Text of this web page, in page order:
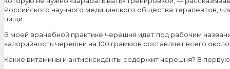
Российского научного медицинского общества терапевтов,
пищи.
В моей врачебной практике черешня идет под рабочим
калорийность черешни на 100 граммов составляет всего около
Какие витамины и антиоксиданты содержит черешня? В